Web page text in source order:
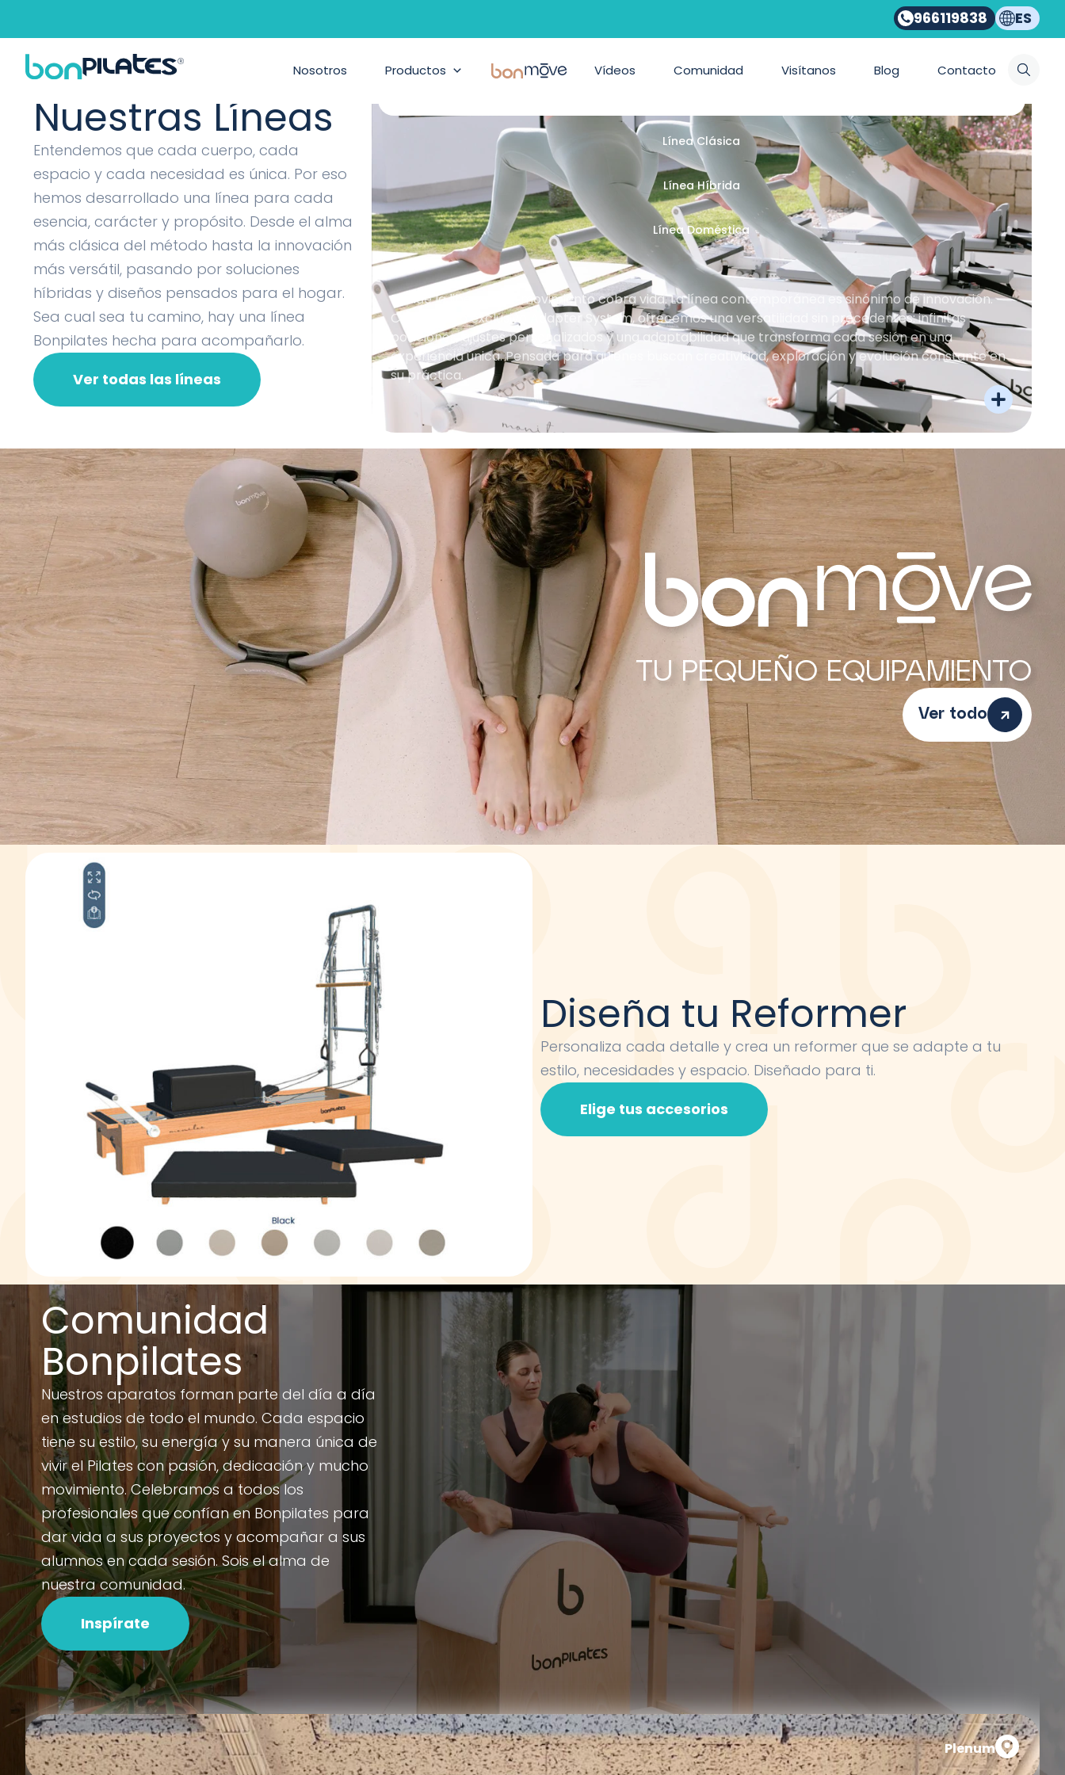
966119838 ES
Nosotros Productos BonMove Vídeos Comunidad Visítanos Blog Contacto
Nuestras Líneas
Entendemos que cada cuerpo, cada
espacio y cada necesidad es única. Por eso
hemos desarrollado una línea para cada
esencia, carácter y propósito. Desde el alma
más clásica del método hasta la innovación
más versátil, pasando por soluciones
híbridas y diseños pensados para el hogar.
Sea cual sea tu camino, hay una línea
Bonpilates hecha para acompañarlo.
Ver todas las líneas
Línea Clásica
Línea Híbrida
Línea Doméstica
Donde la libertad de movimiento cobra vida. La línea contemporánea es sinónimo de innovación.
Con nuestro exclusivo Adapter System, ofrecemos una versatilidad sin precedentes: infinitas
posiciones, ajustes personalizados y una adaptabilidad que transforma cada sesión en una
experiencia única. Pensada para quienes buscan creatividad, exploración y evolución constante en
su práctica.
TU PEQUEÑO EQUIPAMIENTO
Ver todo
Diseña tu Reformer
Personaliza cada detalle y crea un reformer que se adapte a tu
estilo, necesidades y espacio. Diseñado para ti.
Elige tus accesorios
Comunidad
Bonpilates
Nuestros aparatos forman parte del día a día
en estudios de todo el mundo. Cada espacio
tiene su estilo, su energía y su manera única de
vivir el Pilates con pasión, dedicación y mucho
movimiento. Celebramos a todos los
profesionales que confían en Bonpilates para
dar vida a sus proyectos y acompañar a sus
alumnos en cada sesión. Sois el alma de
nuestra comunidad.
Inspírate
Plenum